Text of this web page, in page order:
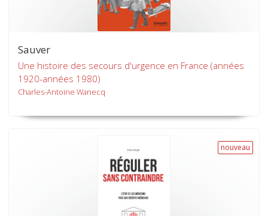
Sauver
Une histoire des secours d'urgence en France (années
1920-années 1980)
Charles-Antoine Wanecq
nouveau